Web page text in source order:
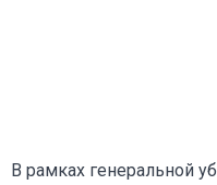
В рамках генеральной